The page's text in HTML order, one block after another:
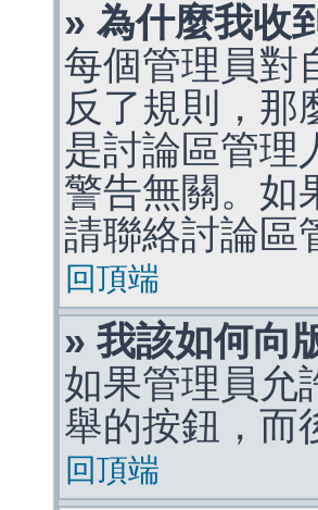
» 為什麼我收
每個管理員對
反了規則，那
是討論區管理
警告無關。如
請聯絡討論區
回頂端
» 我該如何向
如果管理員允
舉的按鈕，而
回頂端